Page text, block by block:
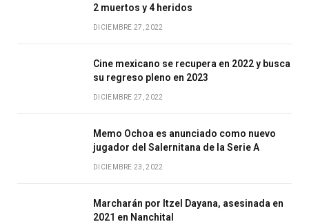
2 muertos y 4 heridos
DICIEMBRE 27, 2022
Cine mexicano se recupera en 2022 y busca
su regreso pleno en 2023
DICIEMBRE 27, 2022
Memo Ochoa es anunciado como nuevo
jugador del Salernitana de la Serie A
DICIEMBRE 23, 2022
Marcharán por Itzel Dayana, asesinada en
2021 en Nanchital